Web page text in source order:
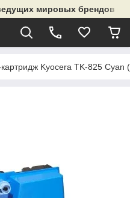
мировых брендов и
Kyocera TK-825 Cyan